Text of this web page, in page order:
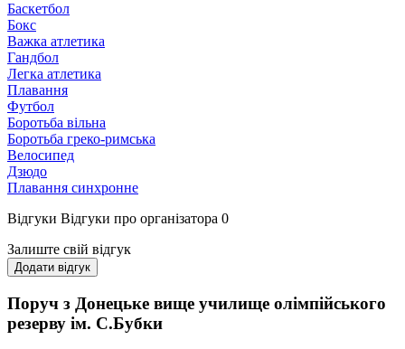
Баскетбол
Бокс
Важка атлетика
Гандбол
Легка атлетика
Плавання
Футбол
Боротьба вільна
Боротьба греко-римська
Велосипед
Дзюдо
Плавання синхронне
Відгуки Відгуки про організатора 0
Залиште свій відгук
Додати відгук
Поруч з Донецьке вище училище олімпійського
резерву ім. С.Бубки